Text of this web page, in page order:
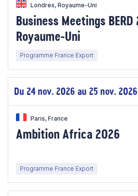
Londres, Royaume-Uni
Business Meetings
Royaume-Uni
Programme France Export
Du 24 nov. 2026 au 25 nov. 2026
Paris, France
Ambition Africa 2026
Programme France Export